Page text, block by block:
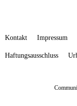
Kontakt Impressum
Haftungsausschluss